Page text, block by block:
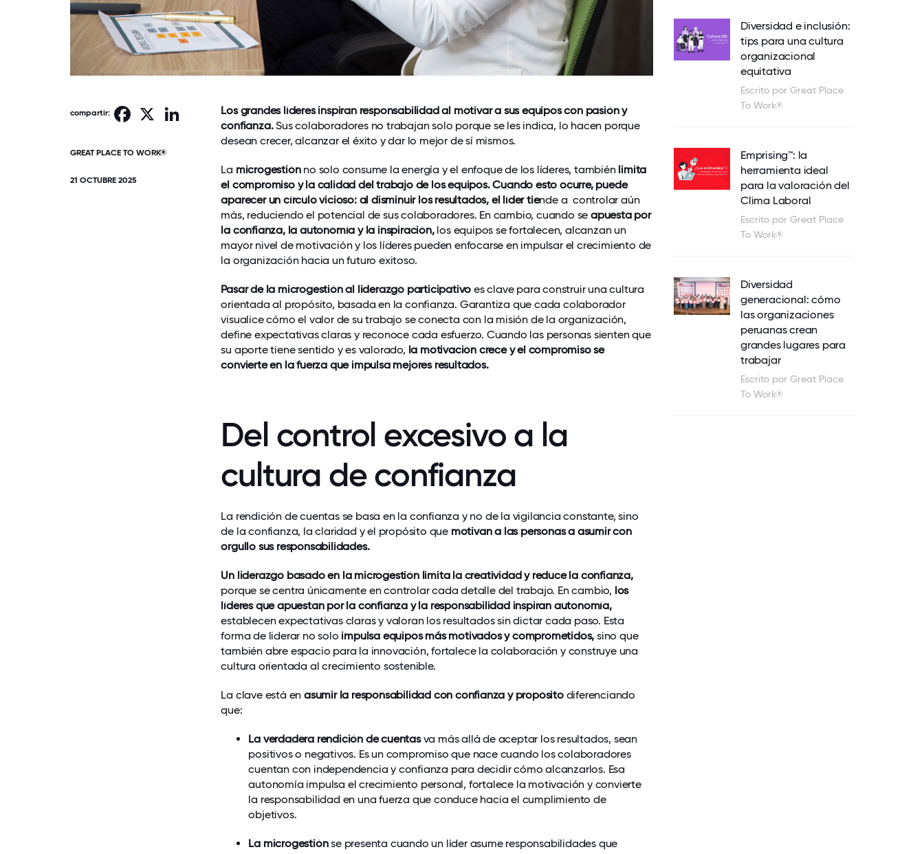
compartir: Facebook
GREAT PLACE TO WORK®
21 OCTUBRE 2025
Los grandes líderes inspiran responsabilidad al motivar a sus equipos con pasión y
confianza.Sus colaboradores no trabajan solo porque se les indica, lo hacen porque
desean crecer, alcanzar el éxito y dar lo mejor de sí mismos.
La microgestiónno solo consume la energía y el enfoque de los líderes, también limita
el compromiso y la calidad del trabajo de los equipos. Cuando esto ocurre, puede
aparecer un círculo vicioso: al disminuir los resultados, el líder tiende a controlar aún
más, reduciendo el potencial de sus colaboradores. En cambio, cuando se apuesta por
la confianza, la autonomía y la inspiración,los equipos se fortalecen, alcanzan un
mayor nivel de motivación y los líderes pueden enfocarse en impulsar el crecimiento de
la organización hacia un futuro exitoso.
Pasar de la microgestión al liderazgo participativo es clave para construir una cultura
orientada al propósito, basada en la confianza. Garantiza que cada colaborador
visualice cómo el valor de su trabajo se conecta con la misión de la organización,
define expectativas claras y reconoce cada esfuerzo. Cuando las personas sienten que
su aporte tiene sentido y es valorado, la motivación crece y el compromiso se
convierte en la fuerza que impulsa mejores resultados.
Del control excesivo a la
cultura de confianza
La rendición de cuentas se basa en la confianza y no de la vigilancia constante, sino
de la confianza, la claridad y el propósito que motivan a las personas a asumir con
orgullo sus responsabilidades.
Un liderazgo basado en la microgestión limita la creatividad y reduce la confianza,
porque se centra únicamente en controlar cada detalle del trabajo. En cambio, los
líderes que apuestan por la confianza y la responsabilidad inspiran autonomía,
establecen expectativas claras y valoran los resultados sin dictar cada paso. Esta
forma de liderar no soloimpulsa equipos más motivados y comprometidos, sino que
también abre espacio para la innovación, fortalece la colaboración y construye una
cultura orientada al crecimiento sostenible.
La clave está en asumir la responsabilidad con confianza y propósitodiferenciando
que:
La verdadera rendición de cuentasva más allá de aceptar los resultados, sean
positivos o negativos. Es un compromiso que nace cuando los colaboradores
cuentan con independencia y confianza para decidir cómo alcanzarlos. Esa
autonomía impulsa el crecimiento personal, fortalece la motivación y convierte
la responsabilidad en una fuerza que conduce hacia el cumplimiento de
objetivos.
La microgestiónse presenta cuando un líder asume responsabilidades que
Diversidad e inclusión:
tips para una cultura
organizacional
equitativa
Escrito por Great Place
To Work®
Emprising™: la
herramienta ideal
para la valoración del
Clima Laboral
Escrito por Great Place
To Work®
Diversidad
generacional: cómo
las organizaciones
peruanas crean
grandes lugares para
trabajar
Escrito por Great Place
To Work®